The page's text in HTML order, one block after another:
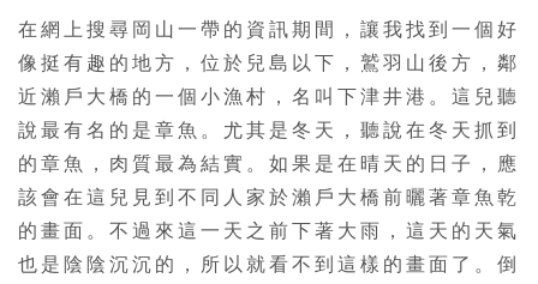
在網上搜尋岡山一帶的資訊期間，讓我找到一個好
像挺有趣的地方，位於兒島以下，鷲羽山後方，鄰
近瀨戶大橋的一個小漁村，名叫下津井港。這兒聽
說最有名的是章魚。尤其是冬天，聽說在冬天抓到
的章魚，肉質最為結實。如果是在晴天的日子，應
該會在這兒見到不同人家於瀨戶大橋前曬著章魚乾
的畫面。不過來這一天之前下著大雨，這天的天氣
也是陰陰沉沉的，所以就看不到這樣的畫面了。倒